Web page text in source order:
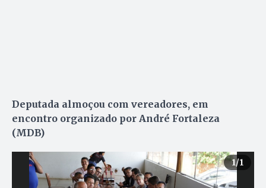
Deputada almoçou com vereadores, em
encontro organizado por André Fortaleza
(MDB)
1/1